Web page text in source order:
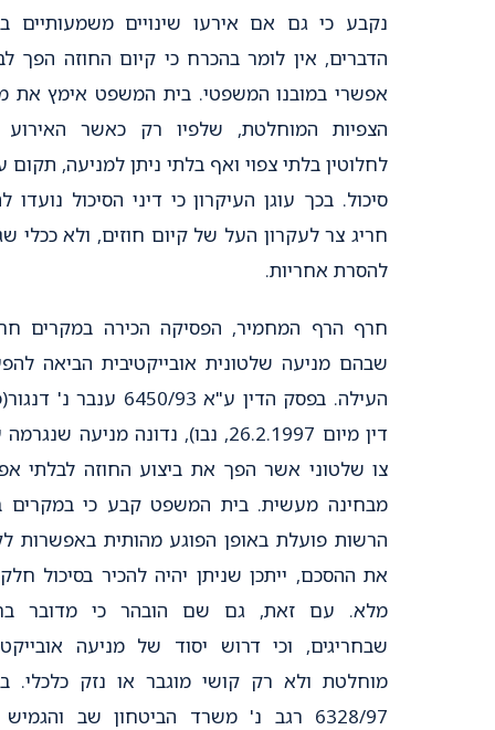
נקבע כי גם אם אירעו שינויים משמעותיים
הדברים, אין לומר בהכרח כי קיום החוזה הפך
אפשרי במובנו המשפטי. בית המשפט אימץ את
הצפיות המוחלטת, שלפיו רק כאשר האירוע
לחלוטין בלתי צפוי ואף בלתי ניתן למניעה, תקום
סיכול. בכך עוגן העיקרון כי דיני הסיכול נועדו
חריג צר לעקרון העל של קיום חוזים, ולא ככלי
להסרת אחריות.
חרף הרף המחמיר, הפסיקה הכירה במקרים
שבהם מניעה שלטונית אובייקטיבית הביאה
העילה. בפסק הדין ע"א 6450/93 ענבר
דין מיום 26.2.1997, נבו), נדונה מניעה
צו שלטוני אשר הפך את ביצוע החוזה לבלתי
מבחינה מעשית. בית המשפט קבע כי במקרים
הרשות פועלת באופן הפוגע מהותית באפשרות
את ההסכם, ייתכן שניתן יהיה להכיר בסיכול
מלא. עם זאת, גם שם הובהר כי מדובר
שבחריגים, וכי דרוש יסוד של מניעה
מוחלטת ולא רק קושי מוגבר או נזק כלכלי.
6328/97 רגב נ' משרד הביטחון שב